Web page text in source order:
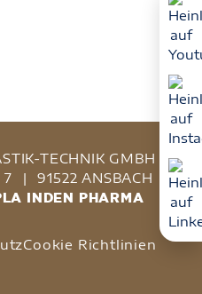
TECHNIK GMBH
|
7
| 91522 ANSBACH
INDEN PHARMA
Cookie Richtlinien